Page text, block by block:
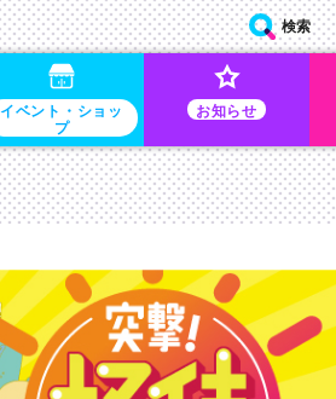
イベント・ショッ
プ
お知らせ
検索